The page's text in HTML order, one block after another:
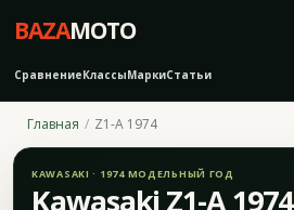
BAZAMOTO
СравнениеКлассыМаркиСтатьи
Главная Z1-A 1974
KAWASAKI · 1974 МОДЕЛЬНЫЙ ГОД
Kawasaki Z1-A 1974